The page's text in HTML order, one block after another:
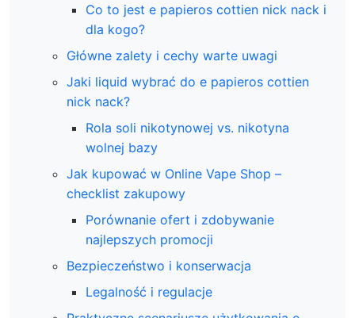
Co to jest e papieros cottien nick nack i
dla kogo?
Główne zalety i cechy warte uwagi
Jaki liquid wybrać do e papieros cottien
nick nack?
Rola soli nikotynowej vs. nikotyna
wolnej bazy
Jak kupować w Online Vape Shop –
checklist zakupowy
Porównanie ofert i zdobywanie
najlepszych promocji
Bezpieczeństwo i konserwacja
Legalność i regulacje